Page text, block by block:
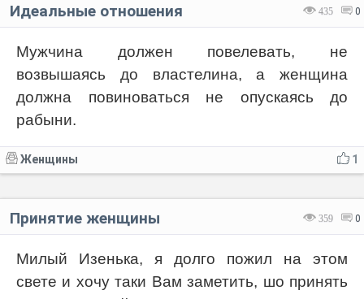
435 0
Идеальные отношения
Мужчина должен повелевать, не
возвышаясь до властелина, а женщина
должна повиноваться не опускаясь до
рабыни.
1
Женщины
359 0
Принятие женщины
Милый Изенька, я долго пожил на этом
свете и хочу таки Вам заметить, шо принять